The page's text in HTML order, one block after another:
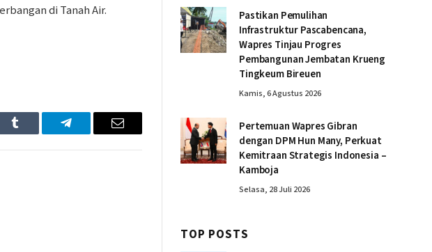
di Tanah Air.
Tumblr Telegram Email
Pastikan Pemulihan
Infrastruktur Pascabencana,
Wapres Tinjau Progres
Pembangunan Jembatan Krueng
Tingkeum Bireuen
Kamis, 6 Agustus 2026
Pertemuan Wapres Gibran
dengan DPM Hun Many, Perkuat
Kemitraan Strategis Indonesia –
Kamboja
Selasa, 28 Juli 2026
TOP POSTS